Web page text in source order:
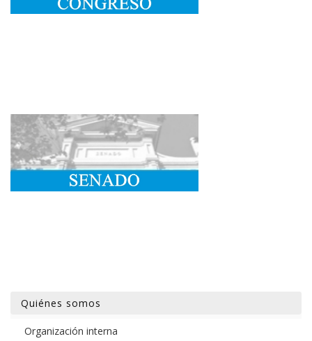
Quiénes somos
Organización interna